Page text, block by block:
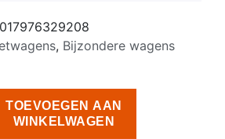
, Bijzondere wagens
TOEVOEGEN AAN
WINKELWAGEN